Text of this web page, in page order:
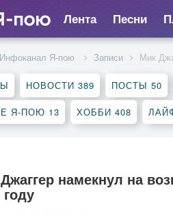
Лента Песни
Инфоканал Я-пою Записи Мик
НОВОСТИ 389 ПОСТЫ 50
Я-ПОЮ 13 ХОББИ 408
намекнул на